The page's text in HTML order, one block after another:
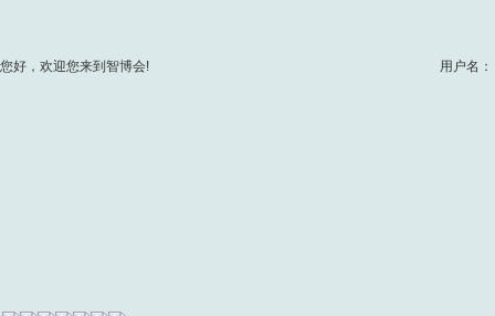
您好，欢迎您来到智博会! 用户名：